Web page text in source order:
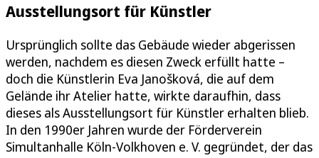
Ausstellungsort für Künstler
Ursprünglich sollte das Gebäude wieder abgerissen
werden, nachdem es diesen Zweck erfüllt hatte –
doch die Künstlerin Eva Janošková, die auf dem
Gelände ihr Atelier hatte, wirkte daraufhin, dass
dieses als Ausstellungsort für Künstler erhalten blieb.
In den 1990er Jahren wurde der Förderverein
Simultanhalle Köln-Volkhoven e. V. gegründet, der das